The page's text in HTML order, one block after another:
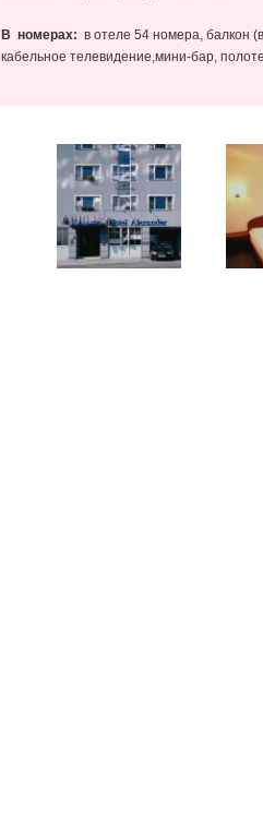
В номерах: в отеле 54 номера, балкон
кабельное телевидение,мини-бар,